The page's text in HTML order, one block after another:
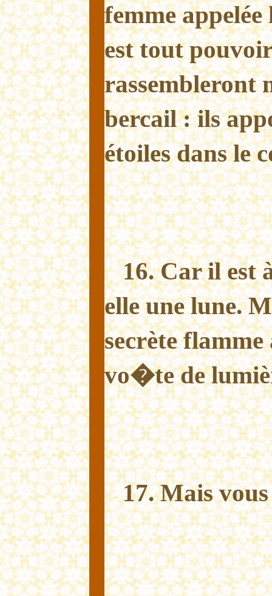
femme
est tout
rassembleront
bercail : ils
étoiles dans le
16. Car il est
elle une lune.
secrète flamme
vo�te de
17. Mais